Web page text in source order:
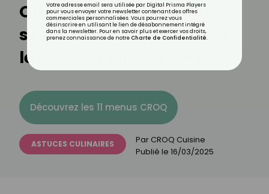
Quelles parties du fenouil
se mangent et comment
les utiliser en cuisine ?
Découvrez les 11 menus CROQ
ASTUCES CULINAIRES Par CROQ Cuisine
Publié le 16/03/2025
Votre adresse email sera utilisée par Digital Prisma Players
pour vous envoyer votre newsletter contenant des offres
commerciales personnalisées. Vous pourrez vous
désinscrire en utilisant le lien de désabonnement intégré
dans la newsletter. Pour en savoir plus et exercer vos droits,
prenez connaissance de notre Charte de Confidentialité.